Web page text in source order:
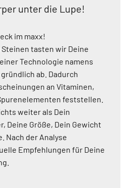
unter die Lupe!
im maxx!
tasten wir Deine
Technologie namens
ab. Dadurch
an Vitaminen,
feststellen.
weiter als Dein
Deine Größe, Dein Gewicht
Nach der Analyse
Empfehlungen für Deine